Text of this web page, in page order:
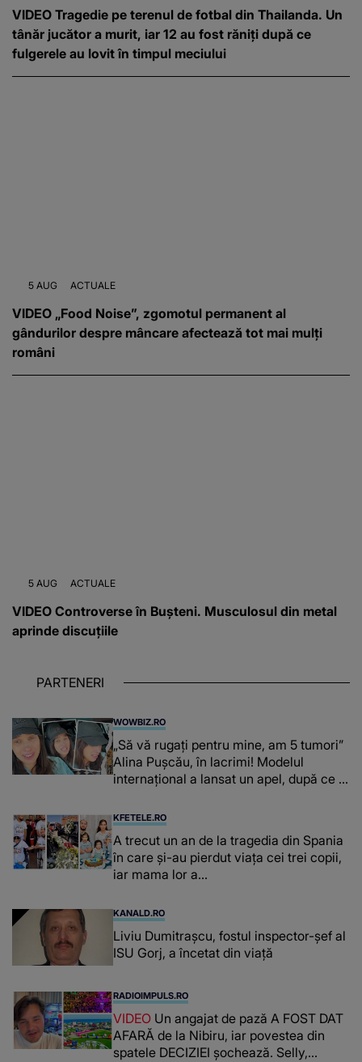
VIDEO Tragedie pe terenul de fotbal din Thailanda. Un
tânăr jucător a murit, iar 12 au fost răniți după ce
fulgerele au lovit în timpul meciului
5 AUG ACTUALE
VIDEO „Food Noise”, zgomotul permanent al
gândurilor despre mâncare afectează tot mai mulți
români
5 AUG ACTUALE
VIDEO Controverse în Bușteni. Musculosul din metal
aprinde discuțiile
PARTENERI
WOWBIZ.RO
„Să vă rugați pentru mine, am 5 tumori”
Alina Pușcău, în lacrimi! Modelul
internațional a lansat un apel, după ce a
KFETELE.RO
A trecut un an de la tragedia din Spania
în care și-au pierdut viața cei trei copii,
iar mama lor a…
KANALD.RO
Liviu Dumitrașcu, fostul inspector-șef al
ISU Gorj, a încetat din viață
RADIOIMPULS.RO
VIDEO Un angajat de pază A FOST DAT
AFARĂ de la Nibiru, iar povestea din
spatele DECIZIEI șochează. Selly,